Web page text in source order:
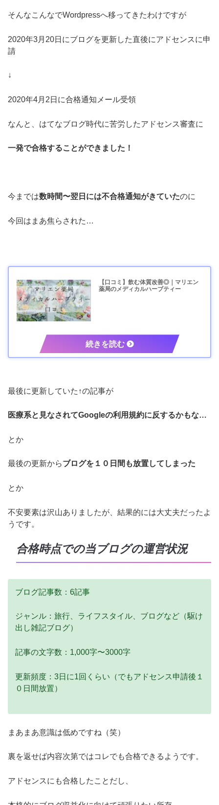
そんなこんなでWordpressへ移ってきたわけですが
2020年3月20日にブログを更新した直後にアドセンスに申
請
↓
2020年4月2日に合格通知メール受領
なんと、はてなブログ時代に苦労したアドセンス審査に
一発で合格することができました！
今までは数時間〜翌日には不合格通知がきていたのに
今回はまあ焦らされた…
【口コミ】飲む体質改善◎｜マリエン
薬局のメディカルハーブティー
最後に更新していた↑の記事が
医療系と見なされてGoogleの利用規約に反するかもな…
とか
最後の更新からブログを１０日間も放置してしまった
とか
不安要素は沢山ありましたが、結果的には大丈夫だったよ
うです。
合格時点での当ブログの運営状況
ブログ記事数：6記事
ジャンル：旅行、ライフスタイル、ブログなど（駆け
出し雑記ブログ）
記事の文字数：1,000字〜3000字
更新頻度：3日に1回くらい（でもアドセンス申請後１
０日間放置）
まあまあ意識は低めですね（笑）
裏を返せば内容次第ではコレでも合格できるようです。
アドセンスにも合格したことだし、